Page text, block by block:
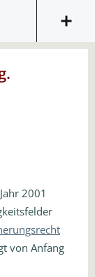
2001
von Anfang